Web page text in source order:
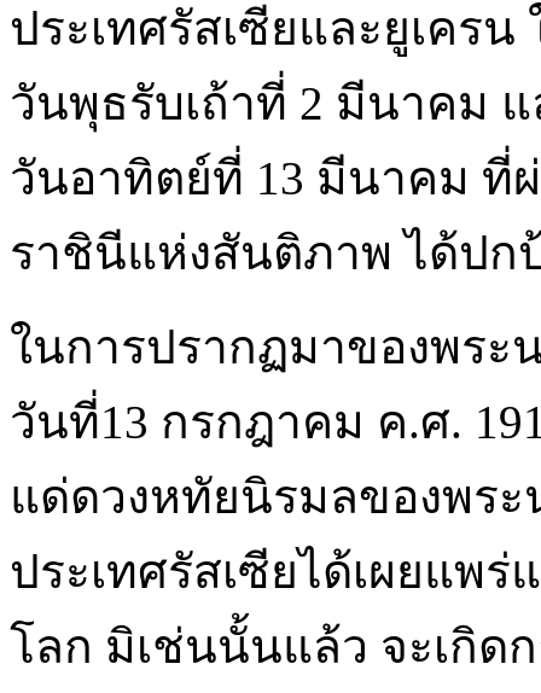
ประเทศรัสเซียและยูเคร
วันพุธรับเถ้าที่ 2 มีนาคม
วันอาทิตย์ที่ 13 มีนาคม ที่
ราชินีแห่งสันติภาพ ได้ปก
ในการปรากฏมาของพระ
วันที่13 กรกฎาคม ค.ศ.
แด่ดวงหทัยนิรมลของพระ
ประเทศรัสเซียได้เผยแพ
โลก มิเช่นนั้นแล้ว จะเกิด